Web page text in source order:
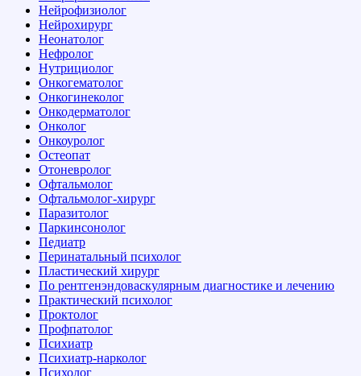
Нейрофизиолог
Нейрохирург
Неонатолог
Нефролог
Нутрициолог
Онкогематолог
Онкогинеколог
Онкодерматолог
Онколог
Онкоуролог
Остеопат
Отоневролог
Офтальмолог
Офтальмолог-хирург
Паразитолог
Паркинсонолог
Педиатр
Перинатальный психолог
Пластический хирург
По рентгенэндоваскулярным диагностике и лечению
Практический психолог
Проктолог
Профпатолог
Психиатр
Психиатр-нарколог
Психолог